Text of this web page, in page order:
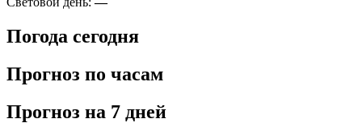
Погода сегодня
Прогноз по часам
Прогноз на 7 дней